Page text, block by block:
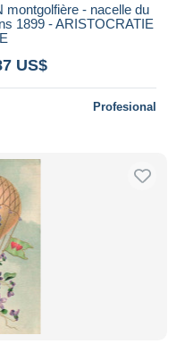
montgolfière - nacelle du
1899 - ARISTOCRATIE
US$
Profesional